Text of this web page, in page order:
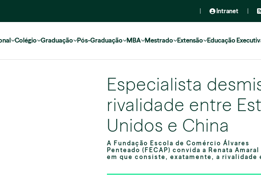
| Intranet |
Colégio Graduação Pós-Graduação MBA Mestrado Extensão Educação
Especialista
rivalidade entre
Unidos e China
A Fundação Escola de Comércio Álvares
Penteado (FECAP) convida a Renata
em que consiste, exatamente, a rivalidade